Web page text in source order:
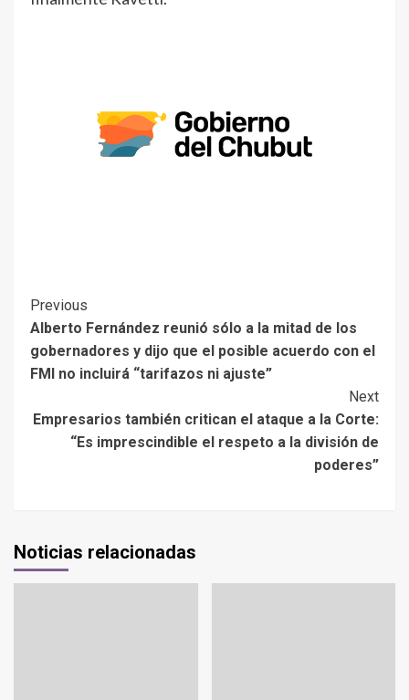
Previous
Alberto Fernández reunió sólo a la mitad de los
gobernadores y dijo que el posible acuerdo con el
FMI no incluirá “tarifazos ni ajuste”
Next
Empresarios también critican el ataque a la Corte:
“Es imprescindible el respeto a la división de
poderes”
Noticias relacionadas